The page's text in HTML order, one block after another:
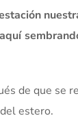
de que se
estero.